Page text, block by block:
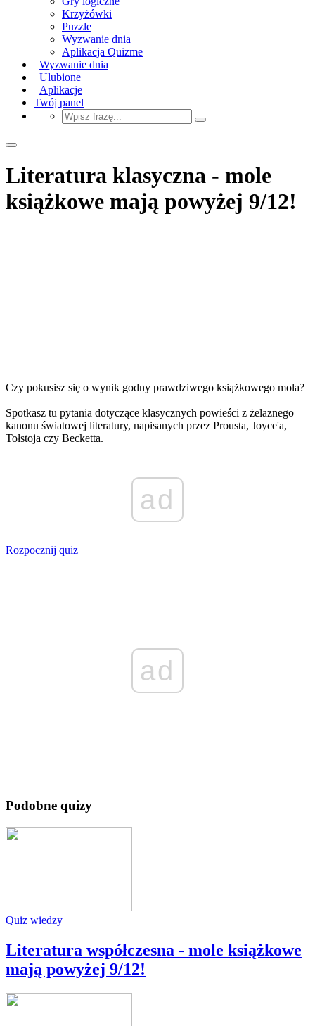
Krzyżówki
Puzzle
Wyzwanie dnia
Aplikacja Quizme
Wyzwanie dnia
Ulubione
Aplikacje
Twój panel
Literatura klasyczna - mole
książkowe mają powyżej 9/12!
Czy pokusisz się o wynik godny prawdziwego książkowego mola?
Spotkasz tu pytania dotyczące klasycznych powieści z żelaznego
kanonu światowej literatury, napisanych przez Prousta, Joyce'a,
Tołstoja czy Becketta.
ad
Rozpocznij quiz
ad
Podobne quizy
Quiz wiedzy
Literatura współczesna - mole książkowe
mają powyżej 9/12!